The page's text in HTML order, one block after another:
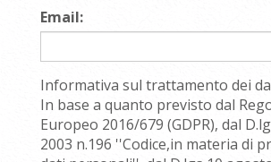
Email:
Informativa sul trattamento dei
In base a quanto previsto dal
Europeo 2016/679 (GDPR), dal
2003 n.196 ''Codice,in materia di